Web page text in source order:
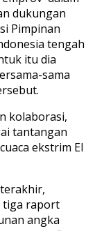
dukungan
Pimpinan
tengah
itu dia
sama
kolaborasi,
tantangan
ekstrim El
tiga raport
angka